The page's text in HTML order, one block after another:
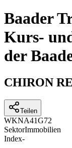
Baader
Kurs-
der
CHIRON
Teilen
WKNA41G72
SektorImmobilien
Index-